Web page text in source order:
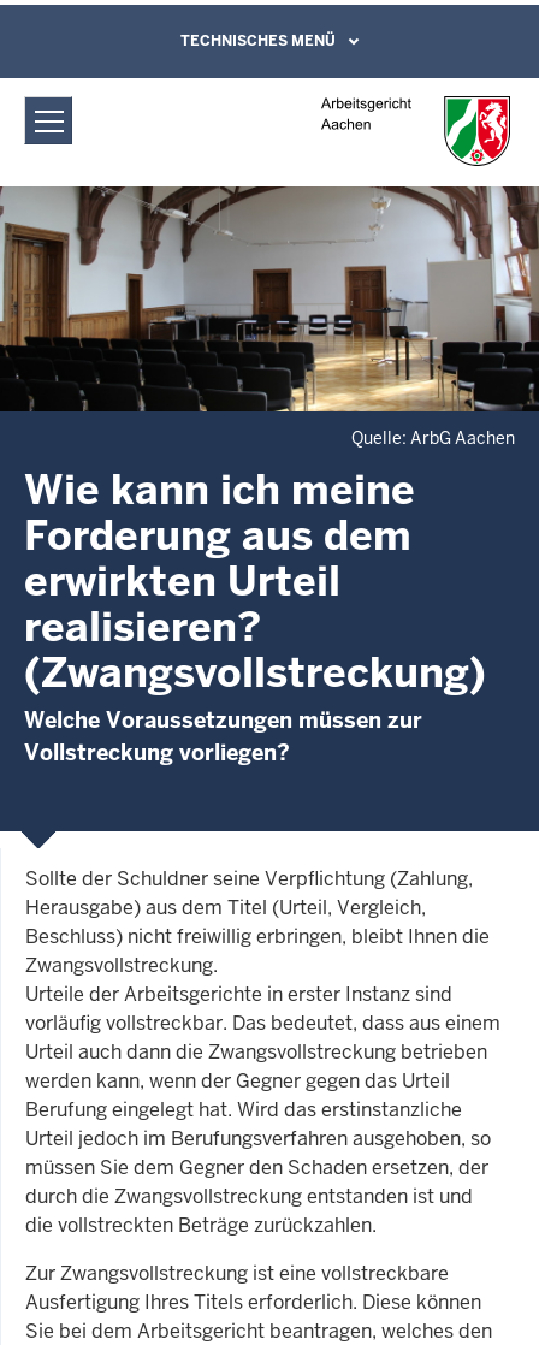
Arbeitsgericht Aachen:
Zwangsvollstreckung
Direkt zum Inhalt
Leichte Sprache, Gebärdensprachenvideo
und Kontaktformular
TECHNISCHES MENÜ
Quelle: ArbG Aachen
Wie kann ich meine
Forderung aus dem
erwirkten Urteil
realisieren?
(Zwangsvollstreckung)
Welche Voraussetzungen müssen zur
Vollstreckung vorliegen?
Sollte der Schuldner seine Verpflichtung (Zahlung,
Herausgabe) aus dem Titel (Urteil, Vergleich,
Beschluss) nicht freiwillig erbringen, bleibt Ihnen die
Zwangsvollstreckung.
Urteile der Arbeitsgerichte in erster Instanz sind
vorläufig vollstreckbar. Das bedeutet, dass aus einem
Urteil auch dann die Zwangsvollstreckung betrieben
werden kann, wenn der Gegner gegen das Urteil
Berufung eingelegt hat. Wird das erstinstanzliche
Urteil jedoch im Berufungsverfahren ausgehoben, so
müssen Sie dem Gegner den Schaden ersetzen, der
durch die Zwangsvollstreckung entstanden ist und
die vollstreckten Beträge zurückzahlen.
Zur Zwangsvollstreckung ist eine vollstreckbare
Ausfertigung Ihres Titels erforderlich. Diese können
Sie bei dem Arbeitsgericht beantragen, welches den